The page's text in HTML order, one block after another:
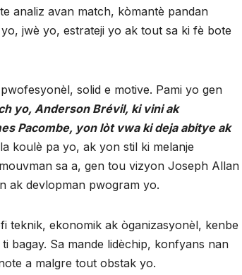
analiz avan match, kòmantè pandan
jwè yo, estrateji yo ak tout sa ki fè bote
solid e motive. Pami yo gen
yo, Anderson Brévil, ki vini ak
Pacombe, yon lòt vwa ki deja abitye ak
koulè pa yo, ak yon stil ki melanje
sa a, gen tou vizyon Joseph Allan
ak devlopman pwogram yo.
teknik, ekonomik ak òganizasyonèl, kenbe
bagay. Sa mande lidèchip, konfyans nan
a malgre tout obstak yo.